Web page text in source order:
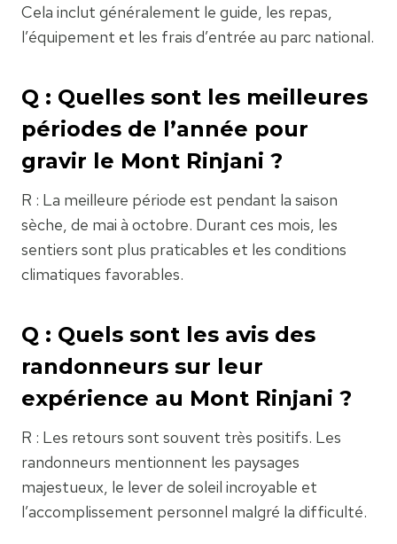
Cela inclut généralement le guide, les repas,
l’équipement et les frais d’entrée au parc national.
Q : Quelles sont les meilleures
périodes de l’année pour
gravir le Mont Rinjani ?
R : La meilleure période est pendant la saison
sèche, de mai à octobre. Durant ces mois, les
sentiers sont plus praticables et les conditions
climatiques favorables.
Q : Quels sont les avis des
randonneurs sur leur
expérience au Mont Rinjani ?
R : Les retours sont souvent très positifs. Les
randonneurs mentionnent les paysages
majestueux, le lever de soleil incroyable et
l’accomplissement personnel malgré la difficulté.